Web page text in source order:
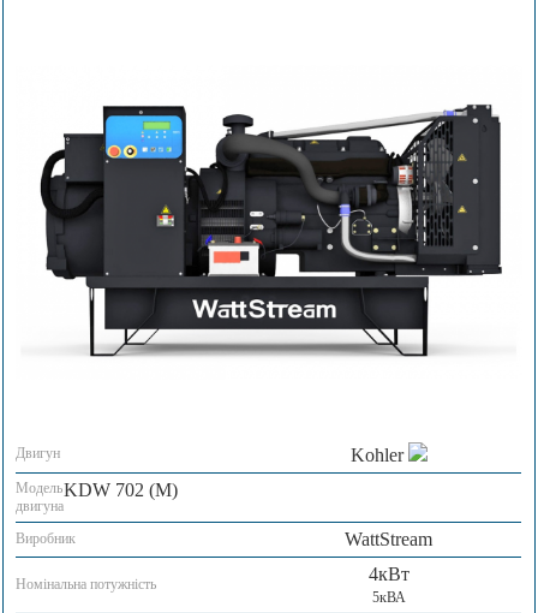
Двигун Kohler
Модель
двигуна
KDW 702 (M)
Виробник WattStream
Номінальна потужність 4кВт
5кВА